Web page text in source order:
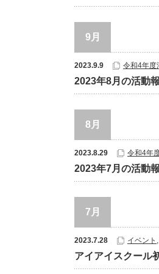
9月
2023.9.9 令和4年度
2023年8月の活動
8月
2023.8.29 令和4年
2023年7月の活動
7月
2023.7.28 イベント ,
アイアイスクー